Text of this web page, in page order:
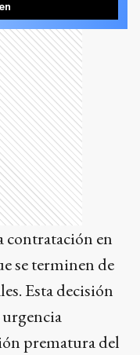
contratación en
se terminen de
Esta decisión
prematura del